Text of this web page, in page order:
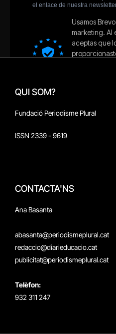
QUI SOM?
Fundació Periodisme Plural
ISSN 2339 - 9619
CONTACTA'NS
Ana Basanta
abasanta@periodismeplural.cat
redaccio@diarieducacio.cat
publicitat@periodismeplural.cat
Telèfon:
932 311 247